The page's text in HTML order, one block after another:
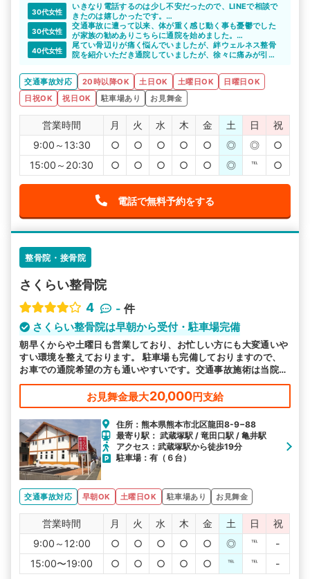
30代女性
いきなり電話するのは少し不安だったので、LINEで相談で
きたのは嬉しかったです。
気になっていた整骨院のメリットを教えてもらえたので、
通院をしたいと思えました。丁寧な対応をしていただいて
感謝しています。
30代女性
交通事故に遭って以来、体が重く感じ動く事も憂鬱でした
が家族の勧めありこちらに通院を始めました。
体が重く車移動なので敷地内に駐車場がある整骨院は非常
に助かりました。先生も優しく定期的に通院を続けていこ
40代女性
尾てい骨辺りが痛く悩んでいましたが、絆ウェルネス整骨
院を紹介いただき通院していましたが、徐々に痛みが引い
交通事故対応
20時以降OK 土日OK 土曜日OK
日曜日OK
日祝OK
祝日OK 駐車場あり お見舞金
営業時間 月 火 水 木 金 土 日
祝
9:00～13:30
○ ○ ○ ○ ○ ◎ ◎
○
15:00～20:30
○ ○ ○ ○ ○ ◎ ℡ ○
電話で無料予約をする
整骨院・接骨院
さくらい整骨院
4
- 件
さくらい整骨院は早朝から受付・駐車場完備
朝早くからや土曜日も営業しており、お忙しい方にも大変通いや
すい環境を整えております。 駐車場も完備しておりますので、
お車での通院希望の方も通いやすいです。交通事故施術は当院に
お任せください。
お見舞金最大20,000円支給
住所：熊本県熊本市北区龍田8-9−88
最寄り駅： 武蔵塚駅 / 竜田口駅 / 亀井駅
アクセス：武蔵塚駅から徒歩19分
駐車場：有（６台）
交通事故対応 早朝OK 土曜日OK 駐車場あり お見舞金
営業時間 月 火 水 木 金 土 日
祝
9:00～12:00
○ ○ ○ ○ ○ ◎ ℡
-
15:00〜19:00
○ ○ ○ ○ ○ ℡ ℡ -